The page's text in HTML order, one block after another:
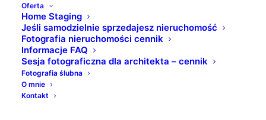
Oferta
Home Staging
Jeśli samodzielnie sprzedajesz nieruchomość
Fotografia nieruchomości cennik
Informacje FAQ
Sesja fotograficzna dla architekta – cennik
Fotografia ślubna
O mnie
Kontakt